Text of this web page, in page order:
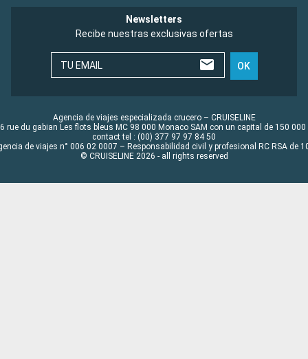
Newsletters
Recibe nuestras exclusivas ofertas
TU EMAIL OK
Agencia de viajes especializada crucero – CRUISELINE
rue du gabian Les flots bleus MC 98 000 Monaco SAM con un capital de 150 000
contact tel : (00) 377 97 97 84 50
de viajes n° 006 02 0007 – Responsabilidad civil y profesional RC RSA de
© CRUISELINE 2026 - all rights reserved